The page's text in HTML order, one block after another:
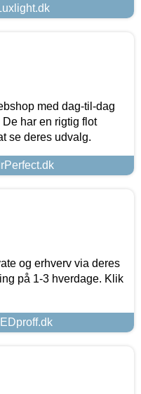
med dag-til-dag
har en rigtig flot
se deres udvalg.
og erhverv via deres
på 1-3 hverdage. Klik